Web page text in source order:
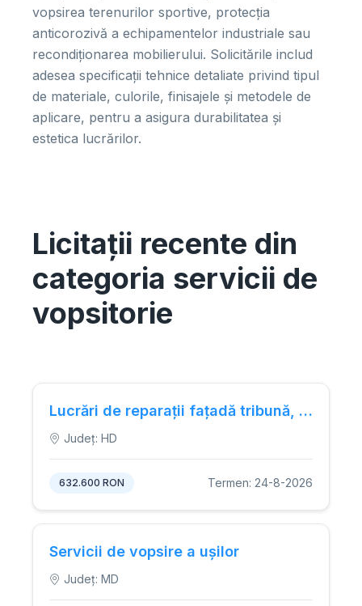
vopsirea terenurilor sportive, protecția
anticorozivă a echipamentelor industriale sau
recondiționarea mobilierului. Solicitările includ
adesea specificații tehnice detaliate privind tipul
de materiale, culorile, finisajele și metodele de
aplicare, pentru a asigura durabilitatea și
estetica lucrărilor.
Licitații recente din
categoria servicii de
vopsitorie
Lucrări de reparații fațadă tribună, tâmplărie, scurgere ape pluviale și vopsitorii metalice la copertina tribunelor.
Județ: HD
632.600 RON Termen: 24-8-2026
Servicii de vopsire a ușilor
Județ: MD